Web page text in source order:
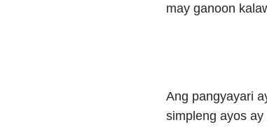
may ganoon
Ang pangyayari
simpleng ayos